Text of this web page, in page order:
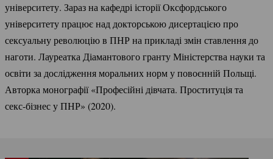
університету. Зараз на кафедрі історії Оксфордського
університету працює над докторською дисертацією про
сексуальну революцію в ПНР на прикладі змін ставлення до
наготи. Лауреатка Діамантового гранту Міністерства науки та
освіти за дослідження моральних норм у повоєнній Польщі.
Авторка монографії «Професійні дівчата. Проституція та
секс-бізнесу ПНР» (2020).